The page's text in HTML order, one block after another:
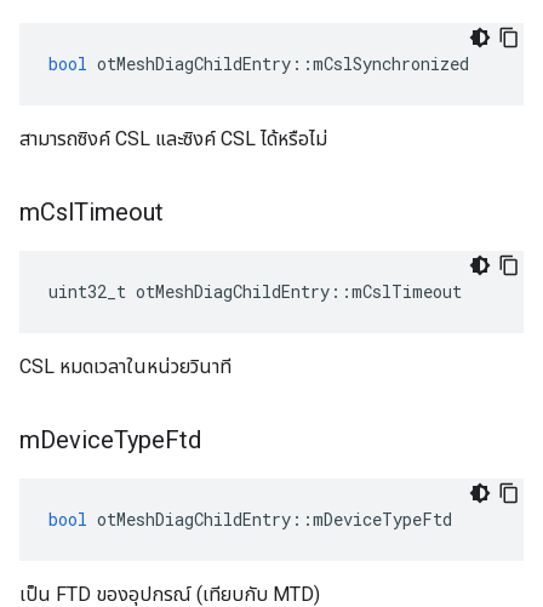
bool otMeshDiagChildEntry ::mCslSynchronized
สามารถซิงค์ CSL และซิงค์ CSL ได้หรือไม่
mCslTimeout
uint32_t otMeshDiagChildEntry ::mCslTimeout
CSL หมดเวลาในหน่วยวินาที
mDeviceTypeFtd
bool otMeshDiagChildEntry ::mDeviceTypeFtd
เป็น FTD ของอุปกรณ์ (เทียบกับ MTD)